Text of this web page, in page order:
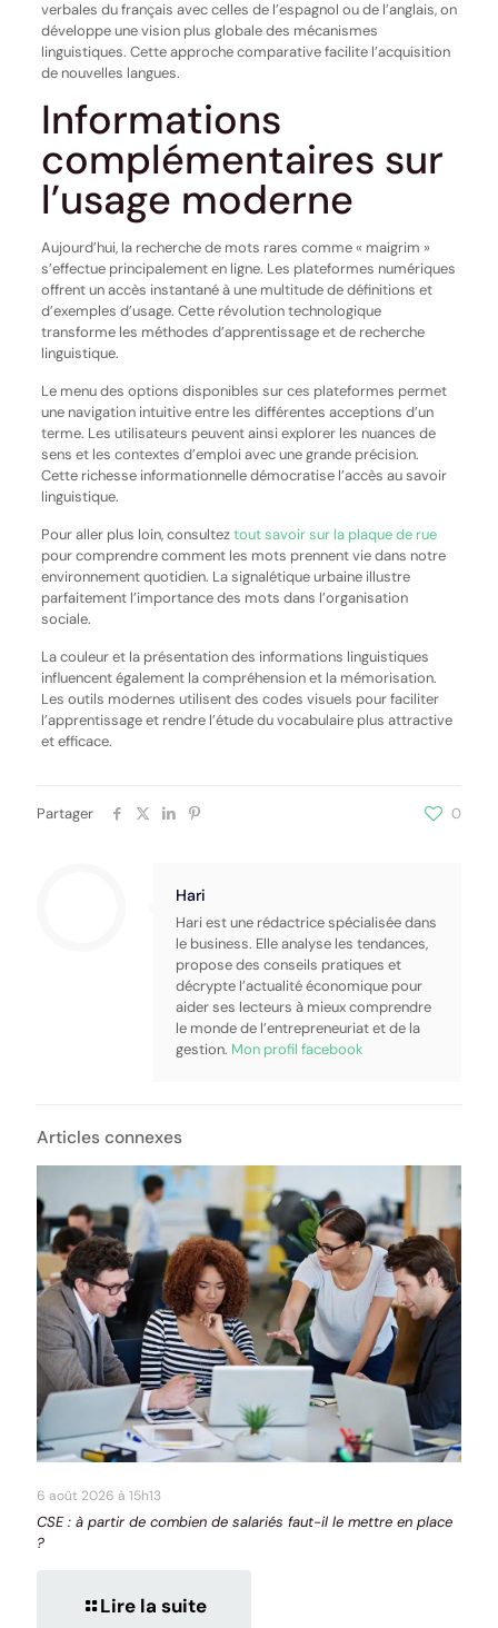
verbales du français avec celles de l’espagnol ou de l’anglais, on
développe une vision plus globale des mécanismes
linguistiques. Cette approche comparative facilite l’acquisition
de nouvelles langues.
Informations
complémentaires sur
l’usage moderne
Aujourd’hui, la recherche de mots rares comme « maigrim »
s’effectue principalement en ligne. Les plateformes numériques
offrent un accès instantané à une multitude de définitions et
d’exemples d’usage. Cette révolution technologique
transforme les méthodes d’apprentissage et de recherche
linguistique.
Le menu des options disponibles sur ces plateformes permet
une navigation intuitive entre les différentes acceptions d’un
terme. Les utilisateurs peuvent ainsi explorer les nuances de
sens et les contextes d’emploi avec une grande précision.
Cette richesse informationnelle démocratise l’accès au savoir
linguistique.
Pour aller plus loin, consulteztout savoir sur la plaque de rue
pour comprendre comment les mots prennent vie dans notre
environnement quotidien. La signalétique urbaine illustre
parfaitement l’importance des mots dans l’organisation
sociale.
La couleur et la présentation des informations linguistiques
influencent également la compréhension et la mémorisation.
Les outils modernes utilisent des codes visuels pour faciliter
l’apprentissage et rendre l’étude du vocabulaire plus attractive
et efficace.
Partager 0
Hari
Hari est une rédactrice spécialisée dans
le business. Elle analyse les tendances,
propose des conseils pratiques et
décrypte l’actualité économique pour
aider ses lecteurs à mieux comprendre
le monde de l’entrepreneuriat et de la
gestion. Mon profil facebook
Articles connexes
6 août 2026 à 15h13
CSE : à partir de combien de salariés faut-il le mettre en place
?
Lire la suite